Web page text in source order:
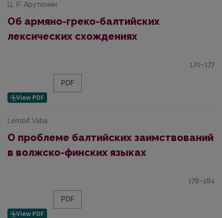
Ц. Р. Арутюнян
Об армяно-греко-балтийских
лексических схождениях
170–177
PDF
Lembit Vaba
О проблеме балтийских заимствований
в волжско-финских языках
178–184
PDF